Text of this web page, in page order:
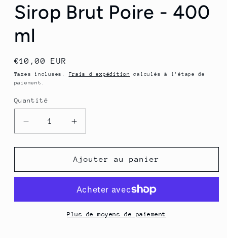
une
fenêtre
modale
Sirop Brut Poire - 400
ml
Prix
habituel
€10,00 EUR
Taxes incluses. Frais d'expédition
calculés à l'étape de
paiement.
Quantité
Quantité
Réduire
la
quantité
Sirop
-
Augmenter
la
quantité
de
Sirop
Poire
-
400
Ajouter au panier
Plus de moyens de paiement